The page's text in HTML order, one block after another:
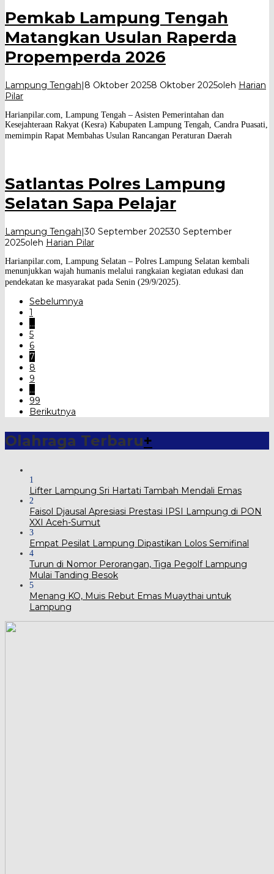
Pemkab Lampung Tengah
Matangkan Usulan Raperda
Propemperda 2026
Lampung Tengah|8 Oktober 20258 Oktober 2025oleh Harian
Pilar
Harianpilar.com, Lampung Tengah – Asisten Pemerintahan dan
Kesejahteraan Rakyat (Kesra) Kabupaten Lampung Tengah, Candra Puasati,
memimpin Rapat Membahas Usulan Rancangan Peraturan Daerah
Satlantas Polres Lampung
Selatan Sapa Pelajar
Lampung Tengah |30 September 202530 September
2025oleh Harian Pilar
Harianpilar.com, Lampung Selatan – Polres Lampung Selatan kembali
menunjukkan wajah humanis melalui rangkaian kegiatan edukasi dan
pendekatan ke masyarakat pada Senin (29/9/2025).
Sebelumnya
1
…
5
6
7
8
9
…
99
Berikutnya
Olahraga Terbaru+
1
Lifter Lampung Sri Hartati Tambah Mendali Emas
2
Faisol Djausal Apresiasi Prestasi IPSI Lampung di PON
XXI Aceh-Sumut
3
Empat Pesilat Lampung Dipastikan Lolos Semifinal
4
Turun di Nomor Perorangan, Tiga Pegolf Lampung
Mulai Tanding Besok
5
Menang KO, Muis Rebut Emas Muaythai untuk
Lampung